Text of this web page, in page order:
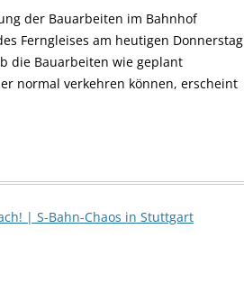
der Bauarbeiten im Bahnhof
Ferngleises am heutigen Donnerstag
die Bauarbeiten wie geplant
normal verkehren können, erscheint
| S-Bahn-Chaos in Stuttgart